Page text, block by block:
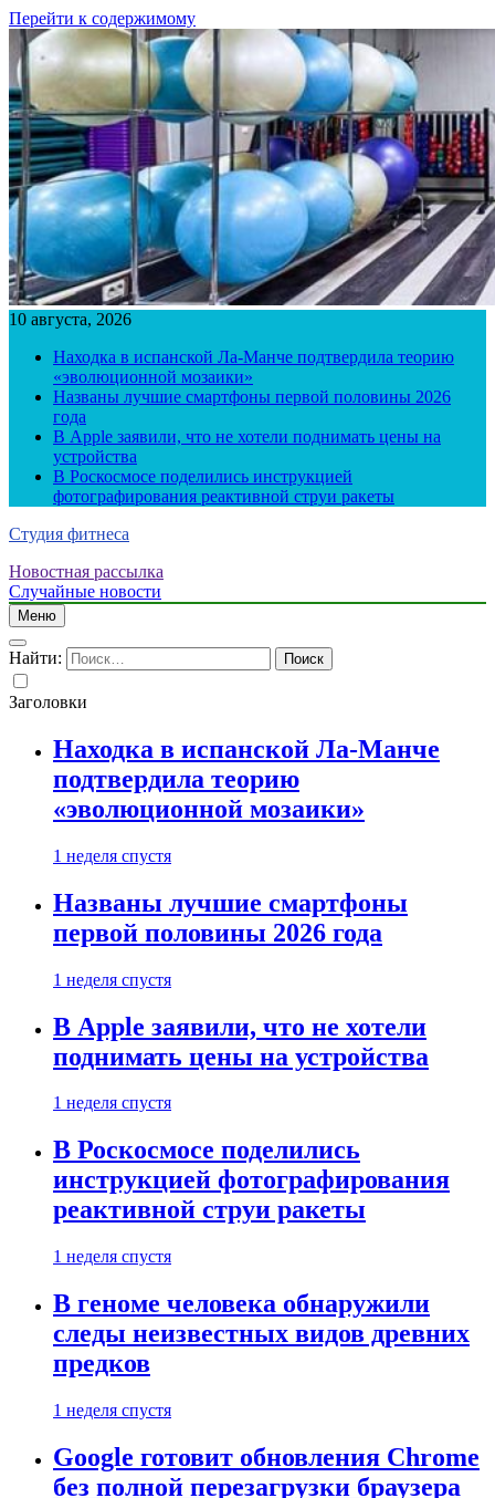
Перейти к содержимому
10 августа, 2026
Находка в испанской Ла-Манче подтвердила теорию
«эволюционной мозаики»
Названы лучшие смартфоны первой половины 2026
года
В Apple заявили, что не хотели поднимать цены на
устройства
В Роскосмосе поделились инструкцией
фотографирования реактивной струи ракеты
Студия фитнеса
Новостная рассылка
Случайные новости
Меню
Найти:
Заголовки
Находка в испанской Ла-Манче
подтвердила теорию
«эволюционной мозаики»
1 неделя спустя
Названы лучшие смартфоны
первой половины 2026 года
1 неделя спустя
В Apple заявили, что не хотели
поднимать цены на устройства
1 неделя спустя
В Роскосмосе поделились
инструкцией фотографирования
реактивной струи ракеты
1 неделя спустя
В геноме человека обнаружили
следы неизвестных видов древних
предков
1 неделя спустя
Google готовит обновления Chrome
без полной перезагрузки браузера